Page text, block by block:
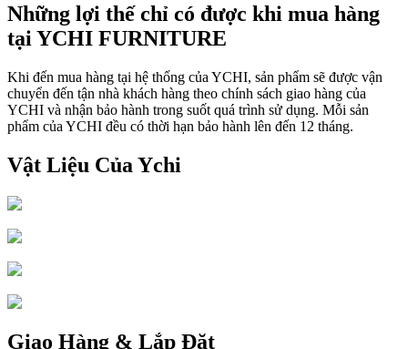
Những lợi thế chỉ có được khi mua hàng
tại YCHI FURNITURE
Khi đến mua hàng tại hệ thống của YCHI, sản phẩm sẽ được vận
chuyển đến tận nhà khách hàng theo chính sách giao hàng của
YCHI và nhận bảo hành trong suốt quá trình sử dụng. Mỗi sản
phẩm của YCHI đều có thời hạn bảo hành lên đến 12 tháng.
Vật Liệu Của Ychi
Giao Hàng & Lắp Đặt